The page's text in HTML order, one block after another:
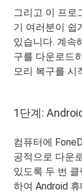
그리고 이 프로
기 여러분이 쉽
있습니다. 계속
구를 다운로드
모리 복구를 시
1단계:
컴퓨터에
공적으로 다운
있도록 두 번
하여 Android